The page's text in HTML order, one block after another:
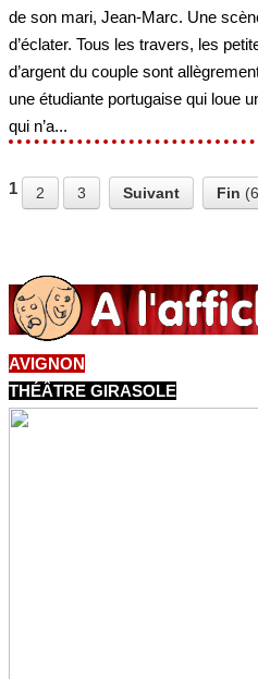
de son mari, Jean-Marc. Une
d’éclater. Tous les travers, les
d’argent du couple sont
une étudiante portugaise qui loue
qui n’a...
1 2 3 Suivant Fin
AVIGNON
THÉÂTRE GIRASOLE